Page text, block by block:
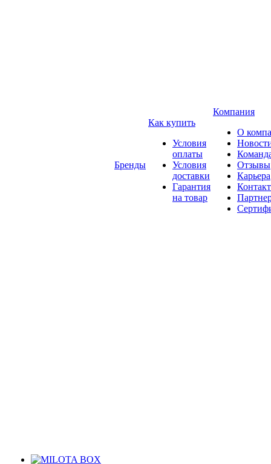
Бренды
Как купить
Условия
оплаты
Условия
доставки
Гарантия
на товар
Компания
О
Отзывы
Карьера